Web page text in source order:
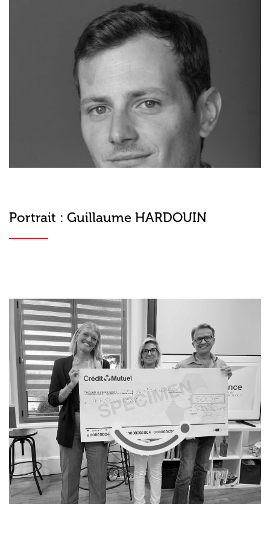
Portrait : Guillaume HARDOUIN